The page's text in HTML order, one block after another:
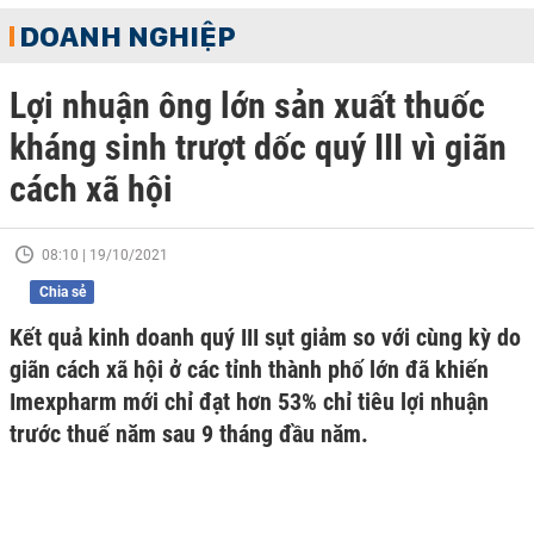
DOANH NGHIỆP
Lợi nhuận ông lớn sản xuất thuốc
kháng sinh trượt dốc quý III vì giãn
cách xã hội
08:10 | 19/10/2021
Chia sẻ
Kết quả kinh doanh quý III sụt giảm so với cùng kỳ do
giãn cách xã hội ở các tỉnh thành phố lớn đã khiến
Imexpharm mới chỉ đạt hơn 53% chỉ tiêu lợi nhuận
trước thuế năm sau 9 tháng đầu năm.